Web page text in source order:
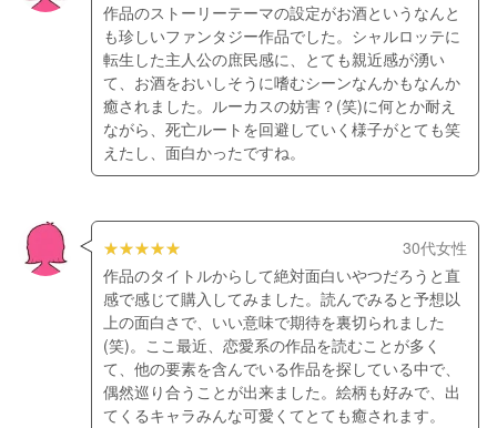
作品のストーリーテーマの設定がお酒というなんと
も珍しいファンタジー作品でした。シャルロッテに
転生した主人公の庶民感に、とても親近感が湧い
て、お酒をおいしそうに嗜むシーンなんかもなんか
癒されました。ルーカスの妨害？(笑)に何とか耐え
ながら、死亡ルートを回避していく様子がとても笑
えたし、面白かったですね。
30代女性
作品のタイトルからして絶対面白いやつだろうと直
感で感じて購入してみました。読んでみると予想以
上の面白さで、いい意味で期待を裏切られました
(笑)。ここ最近、恋愛系の作品を読むことが多く
て、他の要素を含んでいる作品を探している中で、
偶然巡り合うことが出来ました。絵柄も好みで、出
てくるキャラみんな可愛くてとても癒されます。